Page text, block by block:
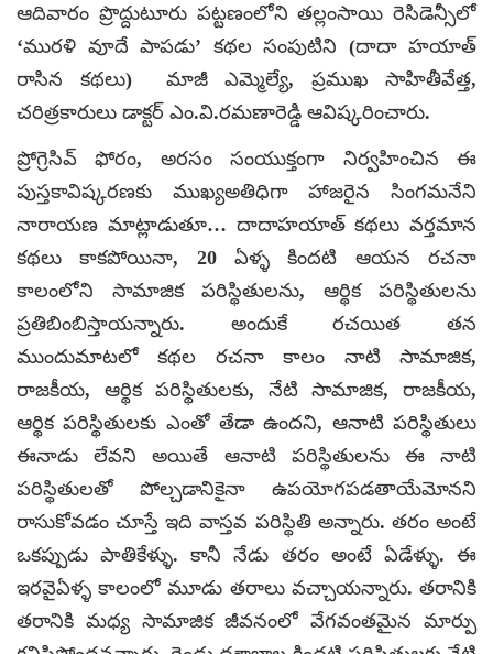
ఆదివారం ప్రొద్దుటూరు పట్టణంలోని తల్లంసాయి రెసిడెన్సీలో
‘మురళి వూదే పాపడు’ కథల సంపుటిని (దాదా హయాత్‌
రాసిన కథలు) మాజీ ఎమ్మెల్యే, ప్రముఖ సాహితీవేత్త,
చరిత్రకారులు డాక్టర్‌ ఎం.వి.రమణారెడ్డి ఆవిష్కరించారు.
ప్రోగ్రెసివ్‌ ఫోరం, అరసం సంయుక్తంగా నిర్వహించిన ఈ
పుస్తకావిష్కరణకు ముఖ్యఅతిధిగా హాజరైన సింగమనేని
నారాయణ మాట్లాడుతూ… దాదాహయాత్ కథలు వర్తమాన
కథలు కాకపోయినా, 20 ఏళ్ళ కిందటి ఆయన రచనా
కాలంలోని సామాజిక పరిస్థితుల‌ను, ఆర్థిక పరిస్థితుల‌ను
ప్రతిబింబిస్తాయన్నారు. అందుకే రచయిత తన
ముందుమాటలో కథల‌ రచనా కాలం నాటి సామాజిక,
రాజకీయ, ఆర్థిక పరిస్థితుల‌కు, నేటి సామాజిక, రాజకీయ,
ఆర్థిక పరిస్థితుల‌కు ఎంతో తేడా ఉందని, ఆనాటి పరిస్థితులు
ఈనాడు లేవని అయితే ఆనాటి పరిస్థితుల‌ను ఈ నాటి
పరిస్థితుల‌తో పోల్చ‌డానికైనా ఉపయోగపడతాయేమోనని
రాసుకోవడం చూస్తే ఇది వాస్తవ పరిస్థితి అన్నారు. తరం అంటే
ఒకప్పుడు పాతికేళ్ళు. కానీ నేడు తరం అంటే ఏడేళ్ళు. ఈ
ఇరవైఏళ్ళ కాలంలో మూడు తరాలు వచ్చాయన్నారు. తరానికి
తరానికి మధ్య సామాజిక జీవనంలో వేగవంతమైన మార్పు